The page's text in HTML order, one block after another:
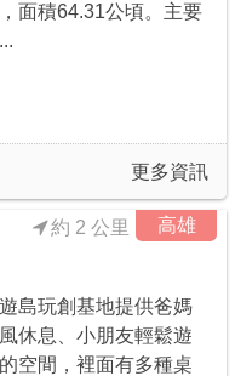
面積64.31公頃。主要
更多資訊
高雄
約 2 公里
島玩創基地提供爸媽
休息、小朋友輕鬆遊
空間，裡面有多種桌